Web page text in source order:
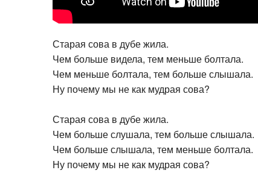
Старая сова в дубе жила.
Чем больше видела, тем меньше болтала.
Чем меньше болтала, тем больше слышала.
Ну почему мы не как мудрая сова?
Старая сова в дубе жила.
Чем больше слушала, тем больше слышала.
Чем больше слышала, тем меньше болтала.
Ну почему мы не как мудрая сова?